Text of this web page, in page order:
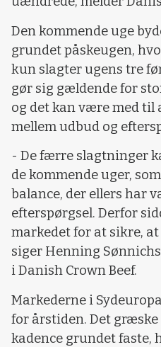
Den kommende uge
grundet påskeugen,
kun slagter ugens tre
gør sig gældende for
og det kan være med til
mellem udbud og
- De færre slagtninger
de kommende uger,
balance, der ellers har
efterspørgsel. Derfor
markedet for at sikre,
siger Henning
i Danish Crown Beef.
Markederne i
for årstiden. Det
kadence grundet